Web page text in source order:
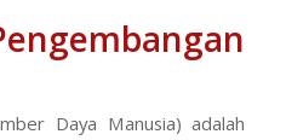
Daya Manusia) adalah